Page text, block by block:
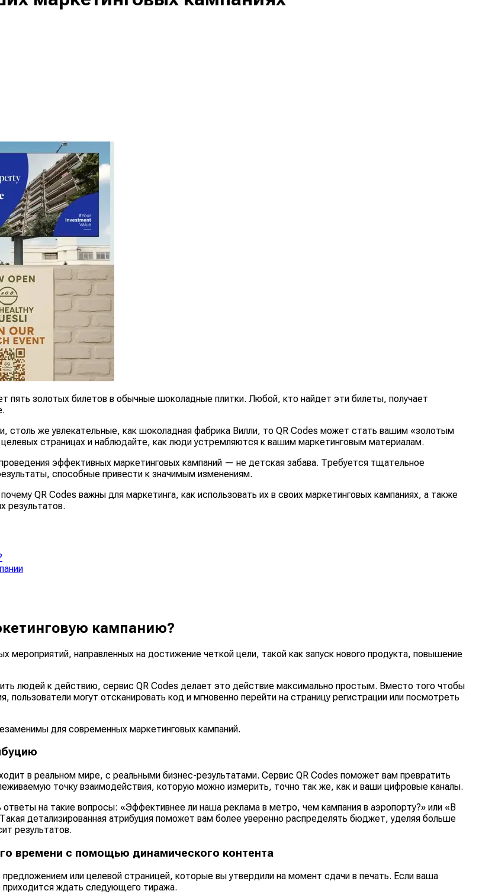
пять золотых билетов в обычные шоколадные плитки. Любой, кто найдет эти билеты, получает
столь же увлекательные, как шоколадная фабрика Вилли, то QR Codes может стать вашим «золотым
страницах и наблюдайте, как люди устремляются к вашим маркетинговым материалам.
эффективных маркетинговых кампаний — не детская забава. Требуется тщательное
способные привести к значимым изменениям.
QR Codes важны для маркетинга, как использовать их в своих маркетинговых кампаниях, а также
результатов.
кампанию?
направленных на достижение четкой цели, такой как запуск нового продукта, повышение
людей к действию, сервис QR Codes делает это действие максимально простым. Вместо того чтобы
могут отсканировать код и мгновенно перейти на страницу регистрации или посмотреть
для современных маркетинговых кампаний.
в реальном мире, с реальными бизнес-результатами. Сервис QR Codes поможет вам превратить
точку взаимодействия, которую можно измерить, точно так же, как и ваши цифровые каналы.
на такие вопросы: «Эффективнее ли наша реклама в метро, чем кампания в аэропорту?» или «В
детализированная атрибуция поможет вам более уверенно распределять бюджет, уделяя больше
результатов.
времени с помощью динамического контента
или целевой страницей, которые вы утвердили на момент сдачи в печать. Если ваша
приходится ждать следующего тиража.